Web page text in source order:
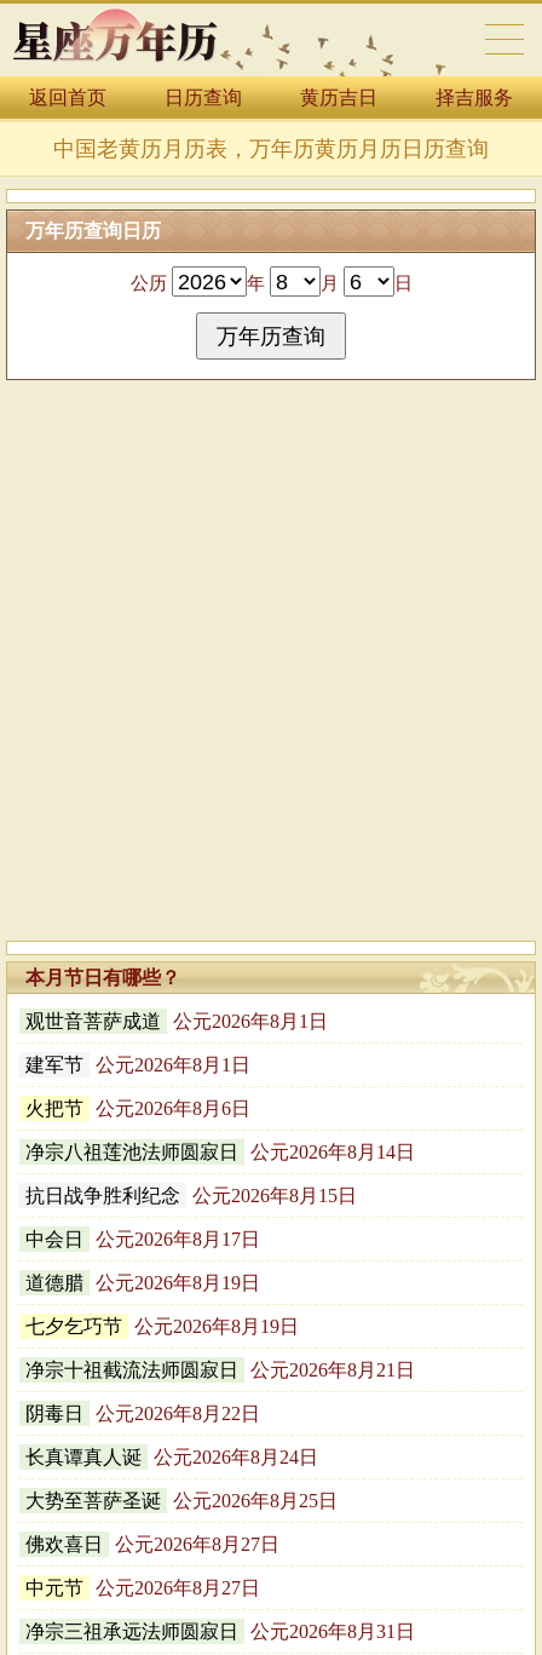
万年历表
返回首页 日历查询 黄历吉日 择吉服务
中国老黄历月历表，万年历黄历月历日历查询
万年历查询日历
公历 年 月 日
本月节日有哪些？
观世音菩萨成道 公元2026年8月1日
建军节 公元2026年8月1日
火把节 公元2026年8月6日
净宗八祖莲池法师圆寂日 公元2026年8月14日
抗日战争胜利纪念 公元2026年8月15日
中会日 公元2026年8月17日
道德腊 公元2026年8月19日
七夕乞巧节 公元2026年8月19日
净宗十祖截流法师圆寂日 公元2026年8月21日
阴毒日 公元2026年8月22日
长真谭真人诞 公元2026年8月24日
大势至菩萨圣诞 公元2026年8月25日
佛欢喜日 公元2026年8月27日
中元节 公元2026年8月27日
净宗三祖承远法师圆寂日 公元2026年8月31日